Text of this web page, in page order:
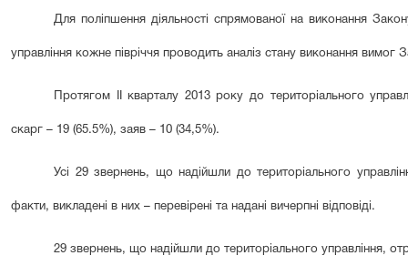
Для поліпшення діяльності спрямованої на виконання
управління кожне півріччя проводить аналіз стану виконання
Протягом ІІ кварталу 2013 року до територіального
скарг – 19 (65.5%), заяв – 10 (34,5%).
Усі 29 звернень, що надійшли до територіального
факти, викладені в них – перевірені та надані вичерпні відповіді.
29 звернень, що надійшли до територіального управління,